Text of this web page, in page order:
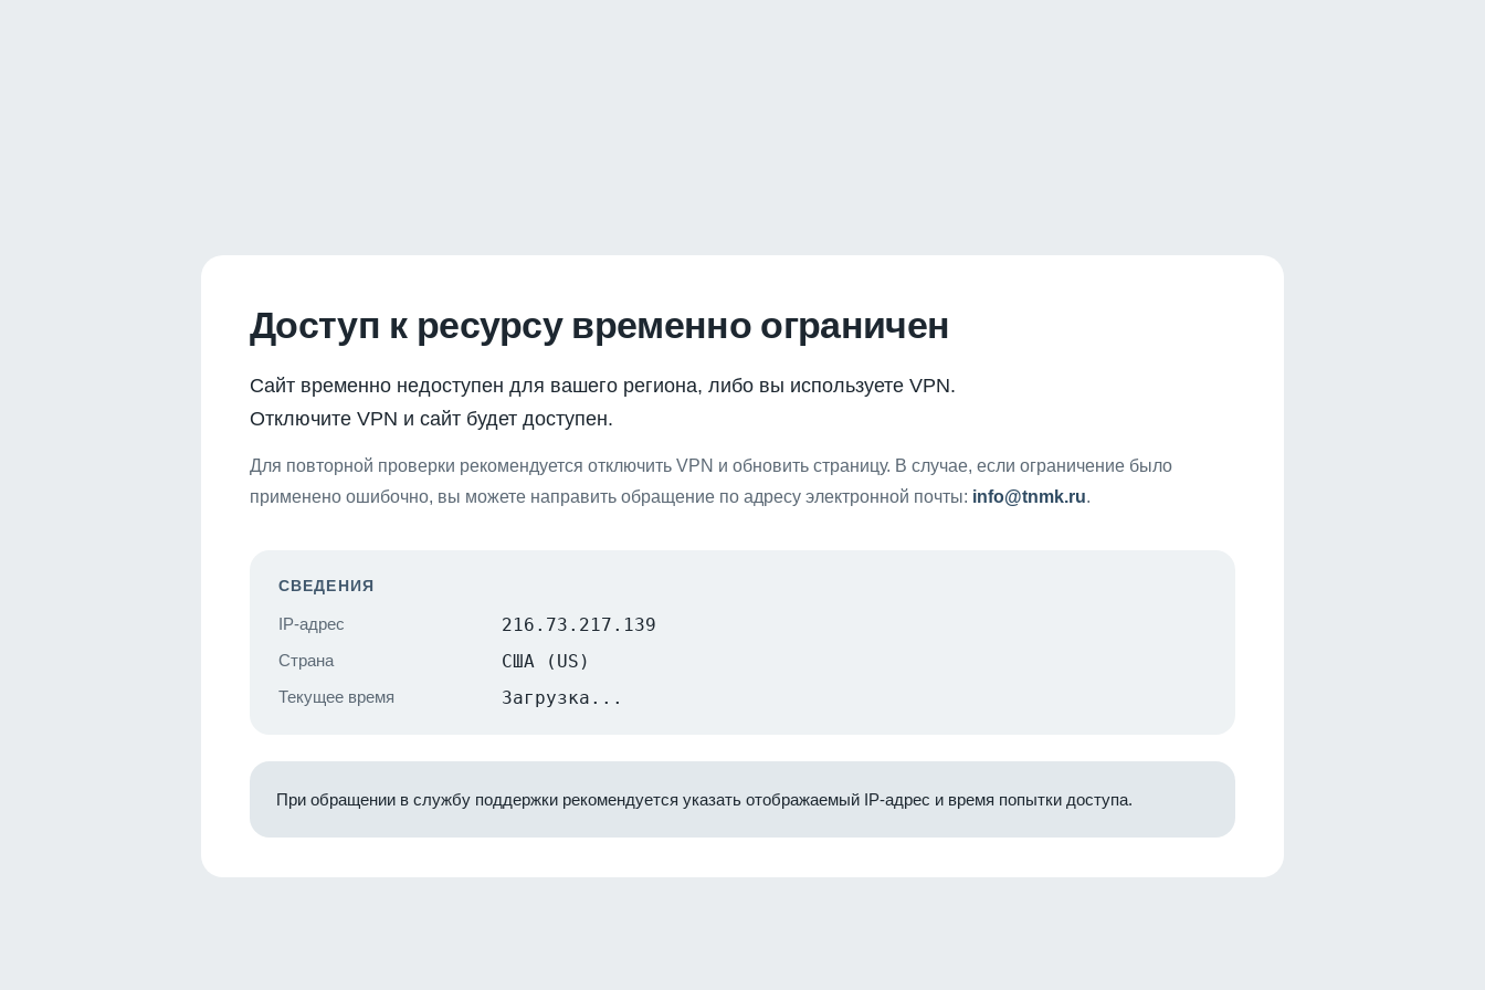
Доступ к ресурсу временно ограничен
Сайт временно недоступен для вашего региона, либо вы используете VPN.
Отключите VPN и сайт будет доступен.
Для повторной проверки рекомендуется отключить VPN и обновить страницу. В случае, если ограничение было
применено ошибочно, вы можете направить обращение по адресу электронной почты: info@tnmk.ru.
СВЕДЕНИЯ
IP-адрес 216.73.217.139
Страна США (US)
Текущее время Загрузка...
При обращении в службу поддержки рекомендуется указать отображаемый IP-адрес и время попытки доступа.